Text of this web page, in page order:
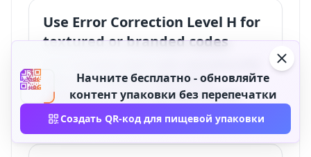
Use Error Correction Level H for
textured or branded codes
helps scanning when a logo, texture,
condensation, or minor package distortion
Начните бесплатно - обновляйте
контент упаковки без перепечатки
Создать QR-код для пищевой упаковки